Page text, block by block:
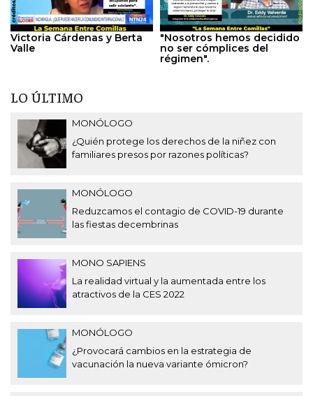
Victoria Cárdenas y Berta
Valle
"Nosotros hemos decidido
no ser cómplices del
régimen".
LO ÚLTIMO
MONÓLOGO
¿Quién protege los derechos de la niñez con
familiares presos por razones políticas?
MONÓLOGO
Reduzcamos el contagio de COVID-19 durante
las fiestas decembrinas
MONO SAPIENS
La realidad virtual y la aumentada entre los
atractivos de la CES 2022
MONÓLOGO
¿Provocará cambios en la estrategia de
vacunación la nueva variante ómicron?